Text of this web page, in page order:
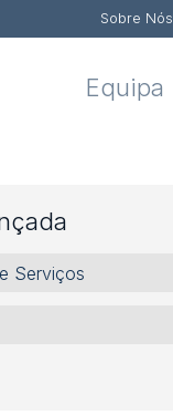
Sobre Nós
Equipa